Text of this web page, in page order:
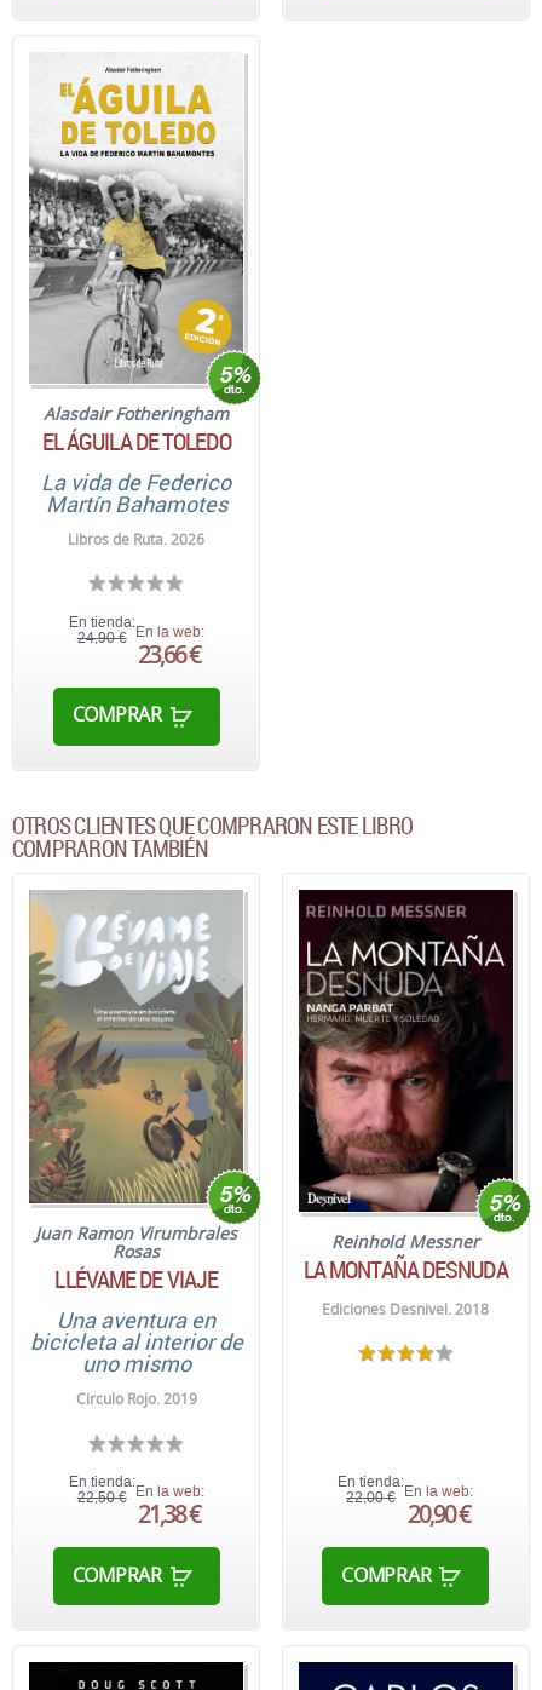
Alasdair Fotheringham
EL ÁGUILA DE TOLEDO
La vida de Federico
Martín Bahamotes
Libros de Ruta. 2026
En tienda:
24,90 € En la web:
23,66 €
COMPRAR
OTROS CLIENTES QUE COMPRARON ESTE LIBRO
COMPRARON TAMBIÉN
Juan Ramon Virumbrales
Rosas
LLÉVAME DE VIAJE
Una aventura en
bicicleta al interior de
uno mismo
Circulo Rojo. 2019
En tienda:
22,50 € En la web:
21,38 €
COMPRAR
Reinhold Messner
LA MONTAÑA DESNUDA
Ediciones Desnivel. 2018
En tienda:
22,00 €
En la web:
20,90 €
COMPRAR